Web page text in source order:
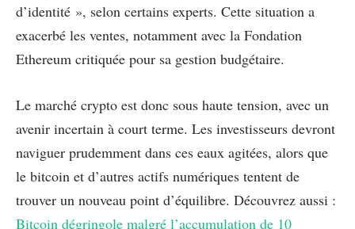
d’identité », selon certains experts. Cette situation a
exacerbé les ventes, notamment avec la Fondation
Ethereum critiquée pour sa gestion budgétaire.
Le marché crypto est donc sous haute tension, avec un
avenir incertain à court terme. Les investisseurs devront
naviguer prudemment dans ces eaux agitées, alors que
le bitcoin et d’autres actifs numériques tentent de
trouver un nouveau point d’équilibre. Découvrez aussi :
Bitcoin dégringole malgré l’accumulation de 10